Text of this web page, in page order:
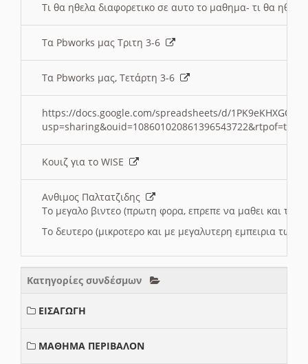
Τι θα ηθελα διαφορετικο σε αυτο το μαθημα- τι θα
Τα Pbworks μας Τριτη 3-6
Τα Pbworks μας, Τετάρτη 3-6
https://docs.google.com/spreadsheets/d/
Κουιζ για το WISE
Ανθιμος Παλτατζιδης
Το μεγαλο βιντεο (πρωτη φορα, επρεπε να μαθει και το
Το δευτερο (μικροτερο και με μεγαλυτερη εμπειρια
Κατηγορίες συνδέσμων
ΕΙΣΑΓΩΓΗ
ΜΑΘΗΜΑ ΠΕΡΙΒΑΛΟΝ